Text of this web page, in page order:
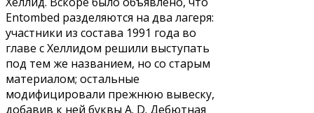
Entombed разделяются на два лагеря:
участники из состава 1991 года во
главе с Хеллидом решили выступать
под тем же названием, но со старым
материалом; остальные
модифицировали прежнюю вывеску,
добавив к ней буквы A. D. Дебютная